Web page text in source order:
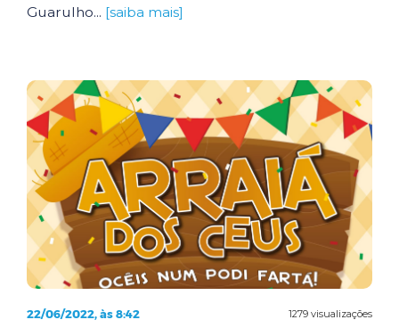
Guarulho... [saiba mais]
1279 visualizações
22/06/2022, às 8:42